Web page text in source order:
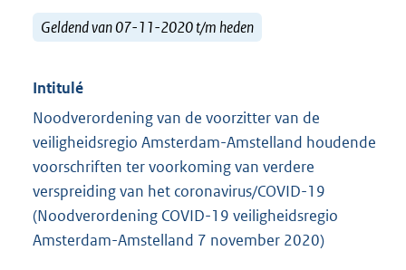
Geldend van 07-11-2020 t/m heden
Intitulé
Noodverordening van de voorzitter van de
veiligheidsregio Amsterdam-Amstelland houdende
voorschriften ter voorkoming van verdere
verspreiding van het coronavirus/COVID-19
(Noodverordening COVID-19 veiligheidsregio
Amsterdam-Amstelland 7 november 2020)